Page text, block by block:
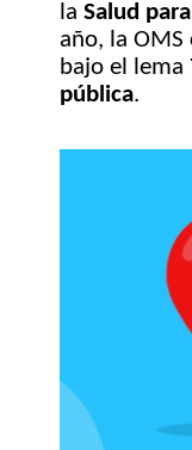
la Salud
año, la OMS
bajo el lema
pública.